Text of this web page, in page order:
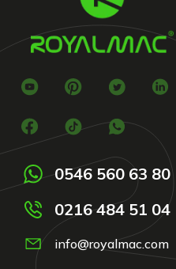
0546 560 63 80
0216 484 51 04
info@royalmac.com